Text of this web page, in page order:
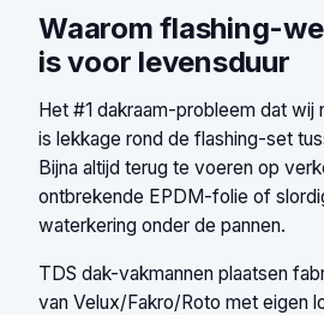
Waarom flashing-
is voor levensduur
Het #1 dakraam-probleem dat wij
is lekkage rond de flashing-set
Bijna altijd terug te voeren op
ontbrekende EPDM-folie of
waterkering onder de pannen.
TDS dak-vakmannen plaatsen
van Velux/Fakro/Roto met eigen